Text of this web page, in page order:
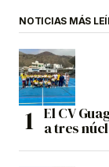
NOTICIAS MÁS
El CV
a tres